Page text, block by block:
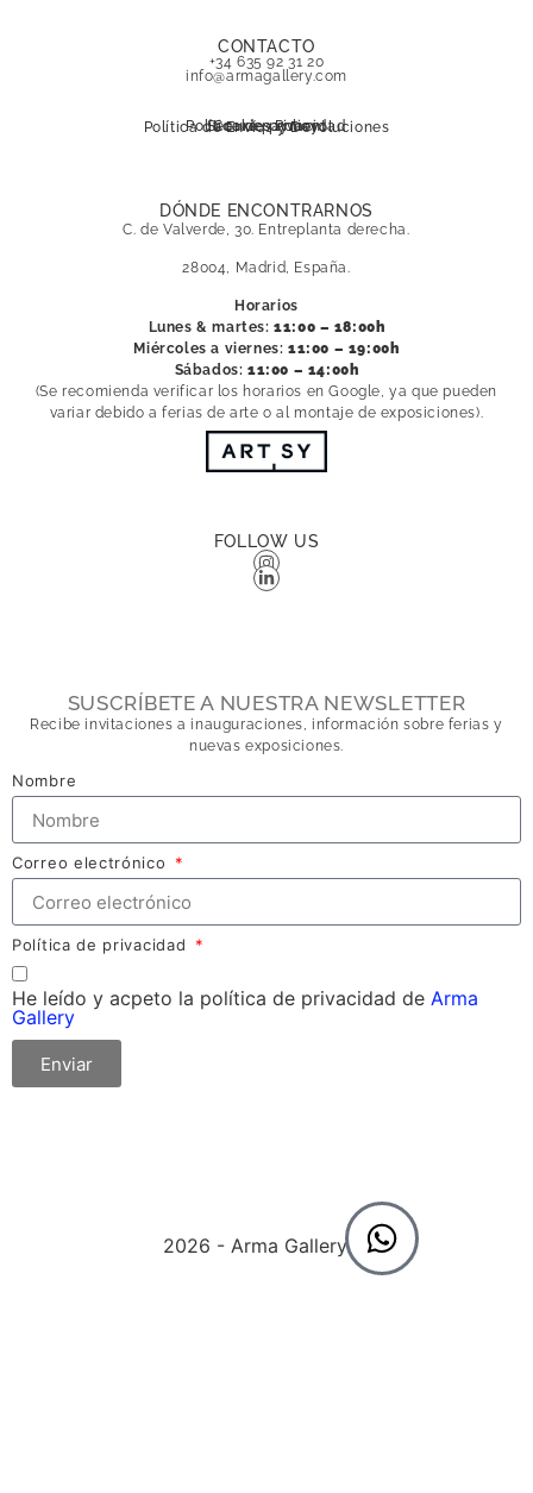
CONTACTO
+34 635 92 31 20
info@armagallery.com
Política de Envíos y Devoluciones
Secure payment
Política de privacidad
Cookies Policy
DÓNDE ENCONTRARNOS
C. de Valverde, 30. Entreplanta derecha.
28004, Madrid, España.
Horarios
Lunes & martes: 11:00 – 18:00h
Miércoles a viernes:11:00 – 19:00h
Sábados: 11:00 – 14:00h
(Se recomienda verificar los horarios en Google, ya que pueden
variar debido a ferias de arte o al montaje de exposiciones).
FOLLOW US
SUSCRÍBETE A NUESTRA NEWSLETTER
Recibe invitaciones a inauguraciones, información sobre ferias y
nuevas exposiciones.
Nombre
Correo electrónico
Política de privacidad
He leído y acpeto la política de privacidad de Arma
Gallery
Enviar
2026 - Arma Gallery ©